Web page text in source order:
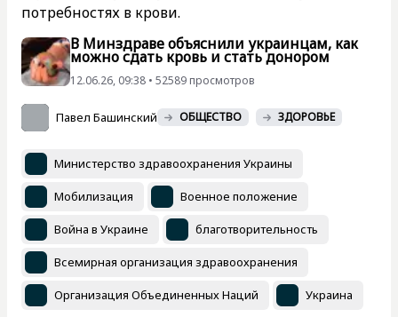
потребностях в крови.
В Минздраве объяснили украинцам, как
можно сдать кровь и стать донором
12.06.26, 09:38 • 52589 просмотров
Павел Башинский ОБЩЕСТВО ЗДОРОВЬЕ
Министерство здравоохранения Украины
Мобилизация Военное положение
Война в Украине благотворительность
Всемирная организация здравоохранения
Организация Объединенных Наций Украина